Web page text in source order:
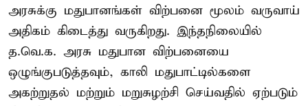
அரசுக்கு மதுபானங்கள் விற்பனை மூலம் வருவாய்
அதிகம் கிடைத்து வருகிறது. இந்தநிலையில்
த.வெ.க. அரசு மதுபான விற்பனையை
ஒழுங்குபடுத்தவும், காலி மதுபாட்டில்களை
அகற்றுதல் மற்றும் மறுசுழற்சி செய்வதில் ஏற்படும்